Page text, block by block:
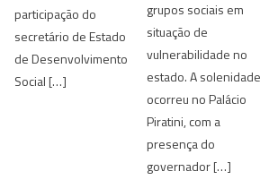
participação do
secretário de Estado
de Desenvolvimento
Social […]
grupos sociais em
situação de
vulnerabilidade no
estado. A solenidade
ocorreu no Palácio
Piratini, com a
presença do
governador […]